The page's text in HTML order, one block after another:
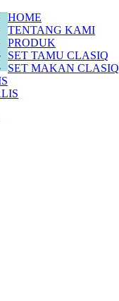
HOME
TENTANG KAMI
PRODUK
SET TAMU CLASIQ
SET MAKAN CLASIQ